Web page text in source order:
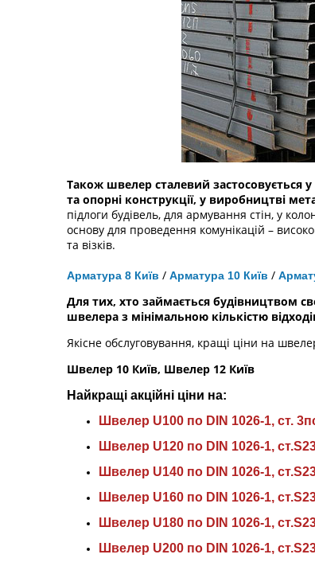
Також швелер сталевий застосовується у
та опорні конструкції, у виробництві
підлоги будівель, для армування стін, у
основу для проведення комунікацій –
та візків.
Арматура 8 Київ / Арматура 10 Київ /
Для тих, хто займається будівництвом
швелера з мінімальною кількістю
Якісне обслуговування, кращі ціни на
Швелер 10 Київ, Швелер 12 Київ
Найкращі акційні ціни на:
Швелер U100 по DIN 1026-1, ст.
Швелер U120 по DIN 1026-1,
Швелер U140 по DIN 1026-1,
Швелер U160 по DIN 1026-1,
Швелер U180 по DIN 1026-1,
Швелер U200 по DIN 1026-1,